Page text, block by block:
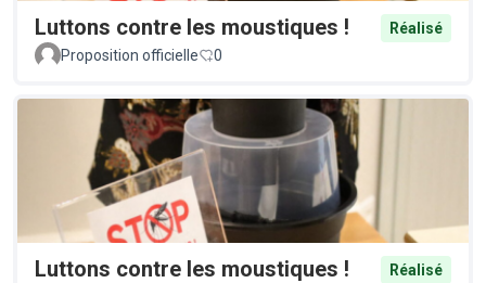
Luttons contre les moustiques !
Réalisé
Proposition officielle
0
Luttons contre les moustiques !
Réalisé